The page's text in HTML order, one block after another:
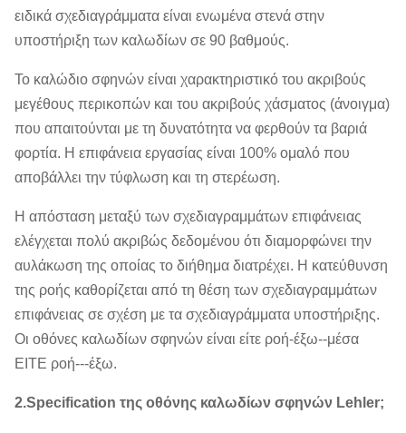
ειδικά σχεδιαγράμματα είναι ενωμένα στενά στην
υποστήριξη των καλωδίων σε 90 βαθμούς.
Το καλώδιο σφηνών είναι χαρακτηριστικό του ακριβούς
μεγέθους περικοπών και του ακριβούς χάσματος (άνοιγμα)
που απαιτούνται με τη δυνατότητα να φερθούν τα βαριά
φορτία. Η επιφάνεια εργασίας είναι 100% ομαλό που
αποβάλλει την τύφλωση και τη στερέωση.
Η απόσταση μεταξύ των σχεδιαγραμμάτων επιφάνειας
ελέγχεται πολύ ακριβώς δεδομένου ότι διαμορφώνει την
αυλάκωση της οποίας το διήθημα διατρέχει. Η κατεύθυνση
της ροής καθορίζεται από τη θέση των σχεδιαγραμμάτων
επιφάνειας σε σχέση με τα σχεδιαγράμματα υποστήριξης.
Οι οθόνες καλωδίων σφηνών είναι είτε ροή-έξω--μέσα
ΕΙΤΕ ροή---έξω.
2.Specification της οθόνης καλωδίων σφηνών Lehler;